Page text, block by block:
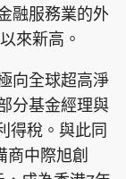
融服務業的外
來新高。
向全球超高淨
分基金經理與
得稅。與此同
商中際旭創